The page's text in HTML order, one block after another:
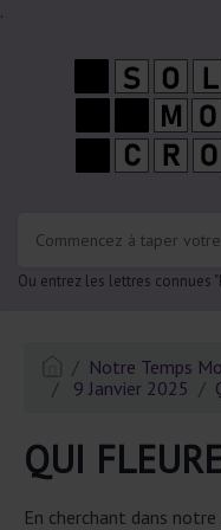
.
Ou entrez les lettres connues
Notre Temps
9 Janvier 2025
QUI
En cherchant dans